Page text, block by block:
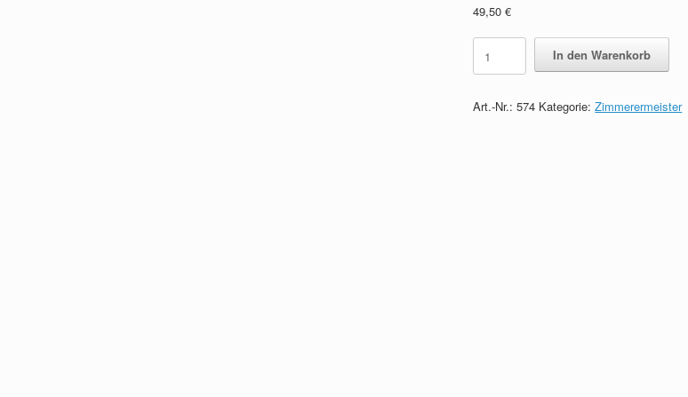
49,50€
Zimmerermeister
Das
Wissen
In den Warenkorb
Art.-Nr.:574 Kategorie:Zimmerermeister